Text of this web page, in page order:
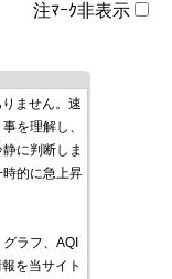
注ﾏｰｸ非表示
ません。速
を理解し、
に判断しま
的に急上昇
ラフ、AQI
を当サイト